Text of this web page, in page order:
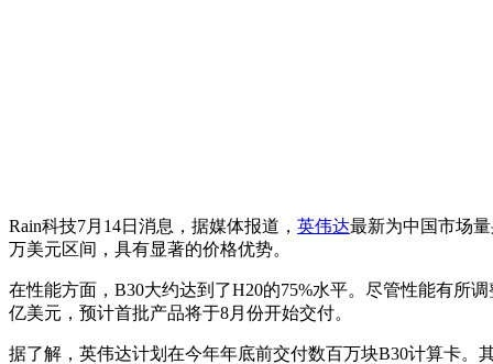
Rain科技7月14日消息，据媒体报道， 英伟达最新为中国市场
万美元区间，具有显著的价格优势。
在性能方面，B30大约达到了H20的75%水平。尽管性能有所
亿美元，预计首批产品将于8月份开始交付。
据了解，英伟达计划在今年年底前交付数百万块B30计算卡。